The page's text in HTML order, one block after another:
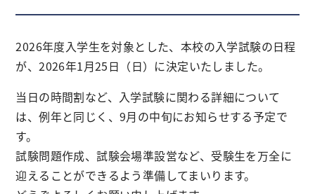
2026年度入学生を対象とした、本校の入学試験の日程
が、2026年1月25日（日）に決定いたしました。
当日の時間割など、入学試験に関わる詳細について
は、例年と同じく、9月の中旬にお知らせする予定で
す。
試験問題作成、試験会場準設営など、受験生を万全に
迎えることができるよう準備してまいります。